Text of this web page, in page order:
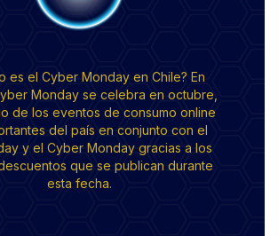
es el Cyber Monday en Chile? En
Monday se celebra en octubre,
de los eventos de consumo online
del país en conjunto con el
y el Cyber Monday gracias a los
que se publican durante
esta fecha.